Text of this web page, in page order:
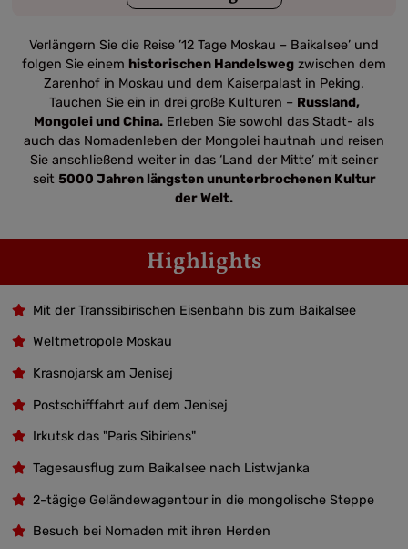
Verlängern Sie die Reise ’12 Tage Moskau – Baikalsee’ und
folgen Sie einem historischen Handelsweg zwischen dem
Zarenhof in Moskau und dem Kaiserpalast in Peking.
Tauchen Sie ein in drei große Kulturen – Russland,
Mongolei und China. Erleben Sie sowohl das Stadt- als
auch das Nomadenleben der Mongolei hautnah und reisen
Sie anschließend weiter in das ‘Land der Mitte’ mit seiner
seit 5000 Jahren längsten ununterbrochenen Kultur
der Welt.
Highlights
Mit der Transsibirischen Eisenbahn bis zum Baikalsee
Weltmetropole Moskau
Krasnojarsk am Jenisej
Postschifffahrt auf dem Jenisej
Irkutsk das "Paris Sibiriens"
Tagesausflug zum Baikalsee nach Listwjanka
2-tägige Geländewagentour in die mongolische Steppe
Besuch bei Nomaden mit ihren Herden